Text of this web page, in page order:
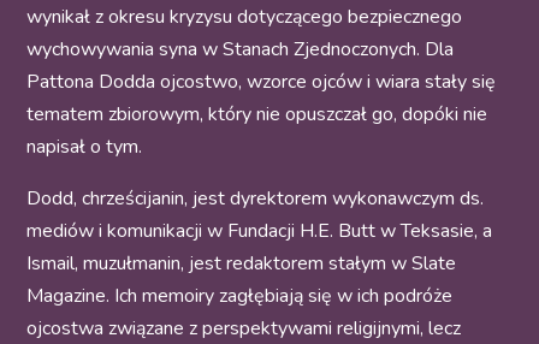
wynikał z okresu kryzysu dotyczącego bezpiecznego
wychowywania syna w Stanach Zjednoczonych. Dla
Pattona Dodda ojcostwo, wzorce ojców i wiara stały się
tematem zbiorowym, który nie opuszczał go, dopóki nie
napisał o tym.
Dodd, chrześcijanin, jest dyrektorem wykonawczym ds.
mediów i komunikacji w Fundacji H.E. Butt w Teksasie, a
Ismail, muzułmanin, jest redaktorem stałym w Slate
Magazine. Ich memoiry zagłębiają się w ich podróże
ojcostwa związane z perspektywami religijnymi, lecz